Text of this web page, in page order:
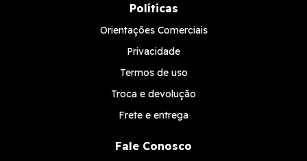
Políticas
Orientações Comerciais
Privacidade
Termos de uso
Troca e devolução
Frete e entrega
Fale Conosco